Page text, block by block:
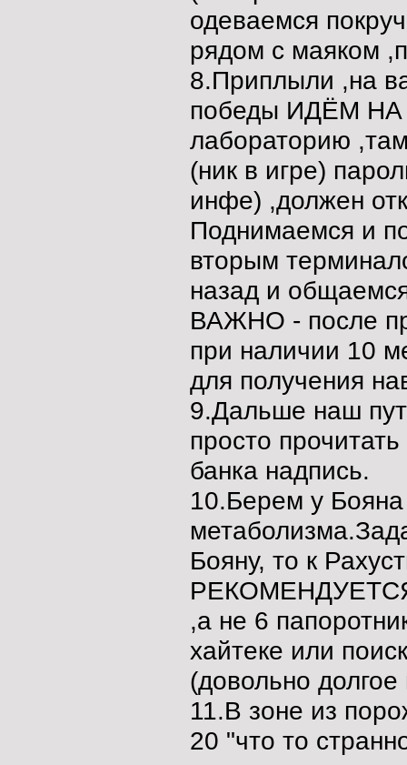
одеваемся
рядом с маяком
8.Приплыли ,на
победы ИДЁМ НА
лабораторию
(ник в игре)
инфе) ,должен
Поднимаемся и
вторым
назад и
ВАЖНО - после
при наличии 10
для получения
9.Дальше наш
просто
банка надпись.
10.Берем у
Бояну, то к
РЕКОМЕНДУЕТСЯ
,а не 6
хайтеке или
(довольно
11.В зоне из
20 "что то